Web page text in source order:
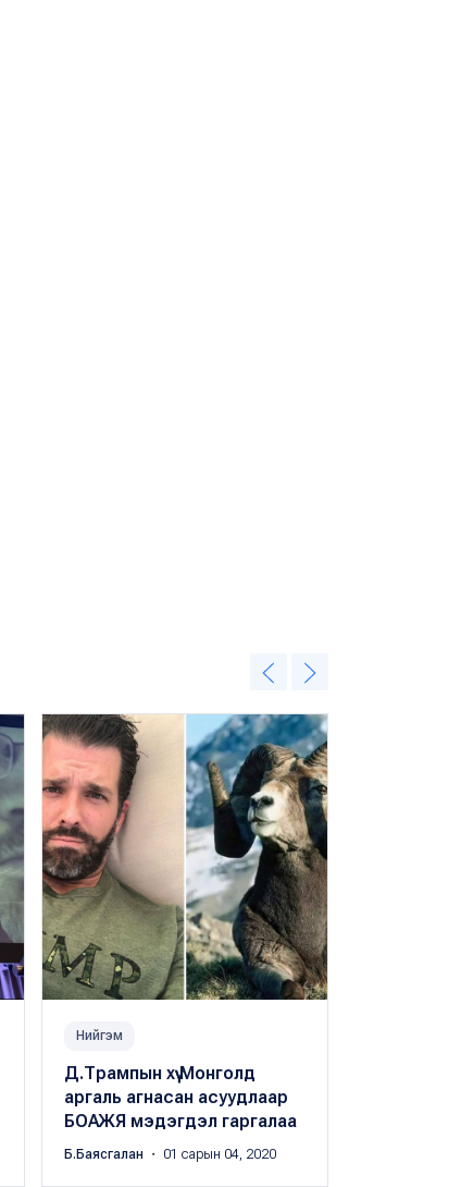
Нийгэм
Д.Трампын хүү Монголд
аргаль агнасан асуудлаар
БОАЖЯ мэдэгдэл гаргалаа
Б.Баясгалан ・ 01 сарын 04, 2020